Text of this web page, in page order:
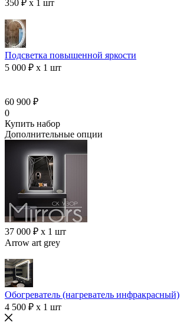
350 ₽ x 1 шт
Подсветка повышенной яркости
5 000 ₽ x 1 шт
60 900 ₽
0
Купить набор
Дополнительные опции
37 000 ₽ x 1 шт
Arrow art grey
Обогреватель (нагреватель инфракрасный)
4 500 ₽ x 1 шт